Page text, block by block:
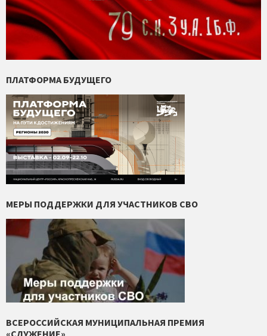
ПЛАТФОРМА БУДУЩЕГО
МЕРЫ ПОДДЕРЖКИ ДЛЯ УЧАСТНИКОВ СВО
ВСЕРОССИЙСКАЯ МУНИЦИПАЛЬНАЯ ПРЕМИЯ